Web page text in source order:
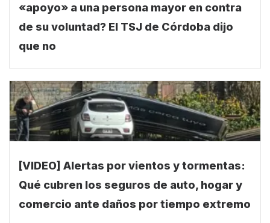
«apoyo» a una persona mayor en contra
de su voluntad? El TSJ de Córdoba dijo
que no
[VIDEO] Alertas por vientos y tormentas:
Qué cubren los seguros de auto, hogar y
comercio ante daños por tiempo extremo